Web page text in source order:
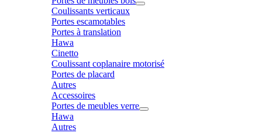
Coulissants verticaux
Portes escamotables
Portes à translation
Hawa
Cinetto
Coulissant coplanaire motorisé
Portes de placard
Autres
Accessoires
Portes de meubles verre
Hawa
Autres